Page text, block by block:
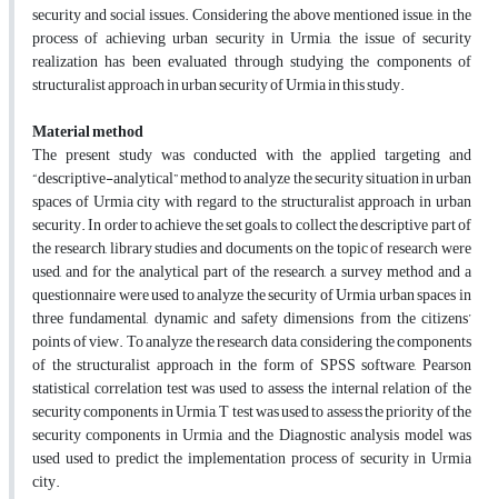
security and social issues. Considering the above mentioned issue, in the
process of achieving urban security in Urmia, the issue of security
realization has been evaluated through studying the components of
structuralist approach in urban security of Urmia in this study.
Material method
The present study was conducted with the applied targeting and
“descriptive-analytical” method to analyze the security situation in urban
spaces of Urmia city with regard to the structuralist approach in urban
security. In order to achieve the set goals, to collect the descriptive part of
the research, library studies and documents on the topic of research were
used, and for the analytical part of the research, a survey method and a
questionnaire were used to analyze the security of Urmia urban spaces in
three fundamental, dynamic and safety dimensions from the citizens’
points of view. To analyze the research data, considering the components
of the structuralist approach in the form of SPSS software, Pearson
statistical correlation test was used to assess the internal relation of the
security components in Urmia, T test was used to assess the priority of the
security components in Urmia and the Diagnostic analysis model was
used used to predict the implementation process of security in Urmia
city.